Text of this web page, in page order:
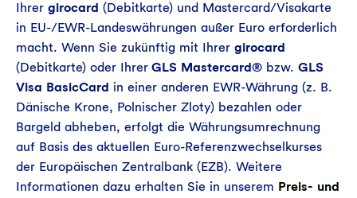
Ihrer girocard (Debitkarte) und Mastercard/Visakarte
in EU-/EWR-Landeswährungen außer Euro erforderlich
macht. Wenn Sie zukünftig mit Ihrer girocard
(Debitkarte) oder Ihrer GLS Mastercard® bzw. GLS
Visa BasicCard in einer anderen EWR-Währung (z. B.
Dänische Krone, Polnischer Zloty) bezahlen oder
Bargeld abheben, erfolgt die Währungsumrechnung
auf Basis des aktuellen Euro-Referenzwechselkurses
der Europäischen Zentralbank (EZB). Weitere
Informationen dazu erhalten Sie in unserem Preis- und